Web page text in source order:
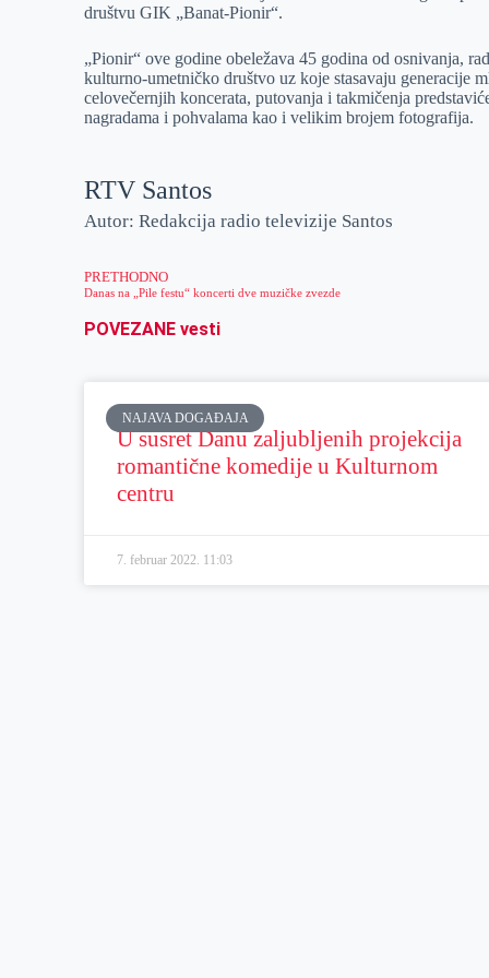
p
p
društvu GIK „Banat-Pionir“.
„Pionir“ ove godine obeležava 45 godina od osnivanja,
kulturno-umetničko društvo uz koje stasavaju generacije
celovečernjih koncerata, putovanja i takmičenja
nagradama i pohvalama kao i velikim brojem fotografija.
RTV Santos
Autor: Redakcija radio televizije Santos
PRETHODNO
Danas na „Pile festu“ koncerti dve muzičke zvezde
POVEZANE vesti
NAJAVA DOGAĐAJA
U susret Danu zaljubljenih projekcija
romantične komedije u Kulturnom
centru
7. februar 2022. 11:03